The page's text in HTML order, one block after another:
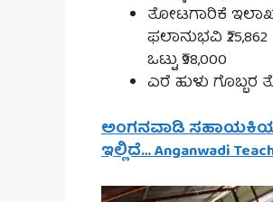
ತೋಟಗಾರಿಕೆ ಇಲಾಖೆ
ಫಲಾನುಭವಿ ₹25,862
ಒಟ್ಟು ₹98,000
ಎರೆ ಹುಳು ಗೊಬ್ಬರ
ಅಂಗನವಾಡಿ
ಇಲ್ಲಿದೆ… Anganwadi